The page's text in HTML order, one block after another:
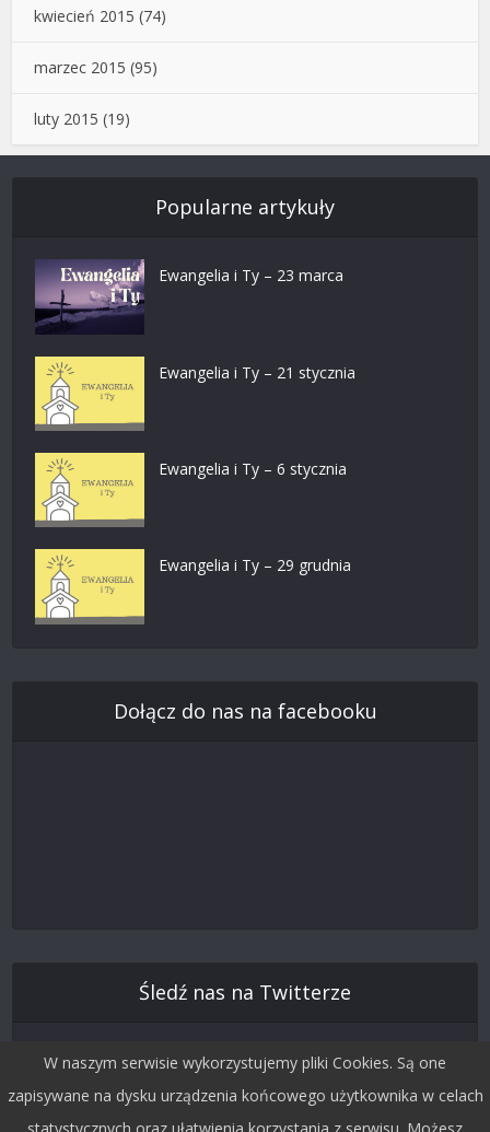
kwiecień 2015 (74)
marzec 2015 (95)
luty 2015 (19)
Popularne artykuły
Ewangelia i Ty – 23 marca
Ewangelia i Ty – 21 stycznia
Ewangelia i Ty – 6 stycznia
Ewangelia i Ty – 29 grudnia
Dołącz do nas na facebooku
Śledź nas na Twitterze
W naszym serwisie wykorzystujemy pliki Cookies. Są one
zapisywane na dysku urządzenia końcowego użytkownika w celach